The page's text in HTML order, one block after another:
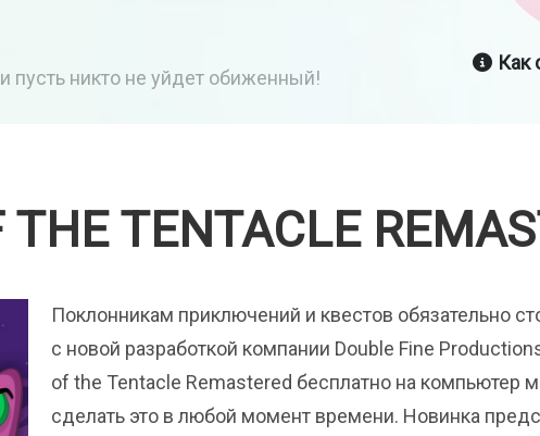
пусть никто не уйдет обиженный!
Как
THE TENTACLE
Поклонникам приключений и квестов обязательно
с новой разработкой компании Double Fine
of the Tentacle Remastered бесплатно на компьютер
сделать это в любой момент времени. Новинка